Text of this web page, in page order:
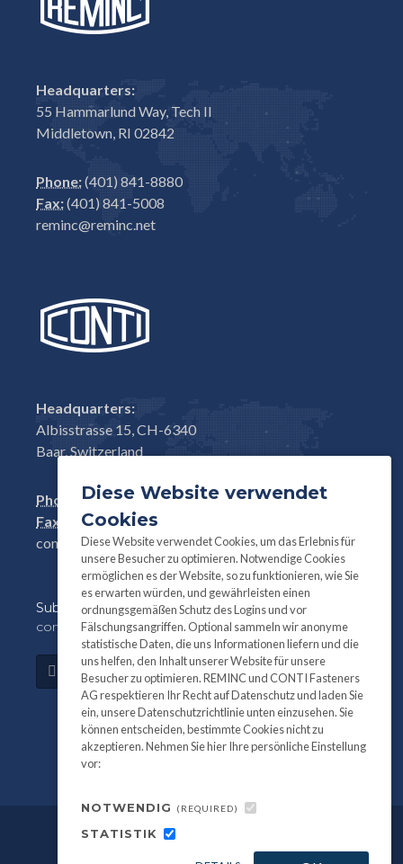
Headquarters:
55 Hammarlund Way, Tech II
Middletown, RI 02842
Phone:(401) 841-8880
Fax:(401) 841-5008
reminc@reminc.net
Headquarters:
Albisstrasse 15, CH-6340
Baar, Switzerland
Phone: +41(0)41 761 58 22
Fax:
+41(0)41 761 30 18
conti@contifasteners.ch
Subscribeto our newsletter for product and
company information:
Subscribe
All information and photography©2026
Diese Website verwendet
Cookies
Diese Website verwendet Cookies, um das Erlebnis für
unsere Besucher zu optimieren. Notwendige Cookies
ermöglichen es der Website, so zu funktionieren, wie Sie
es erwarten würden, und gewährleisten einen
ordnungsgemäßen Schutz des Logins und vor
Fälschungsangriffen. Optional sammeln wir anonyme
statistische Daten, die uns Informationen liefern und die
uns helfen, den Inhalt unserer Website für unsere
Besucher zu optimieren. REMINC und CONTI Fasteners
AG respektieren Ihr Recht auf Datenschutz und laden Sie
ein, unsere Datenschutzrichtlinie unten einzusehen. Sie
können entscheiden, bestimmte Cookies nicht zu
akzeptieren. Nehmen Sie hier Ihre persönliche Einstellung
vor:
NOTWENDIG (REQUIRED)
STATISTIK